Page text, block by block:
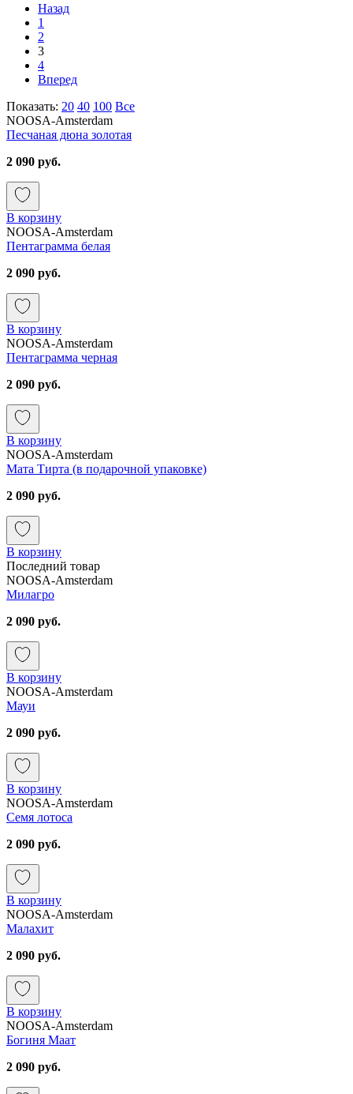
Назад
1
2
3
4
Вперед
Показать: 20 40 100 Все
NOOSA-Amsterdam
Песчаная дюна золотая
2 090 руб.
В корзину
NOOSA-Amsterdam
Пентаграмма белая
2 090 руб.
В корзину
NOOSA-Amsterdam
Пентаграмма черная
2 090 руб.
В корзину
NOOSA-Amsterdam
Мата Тирта (в подарочной упаковке)
2 090 руб.
В корзину
Последний товар
NOOSA-Amsterdam
Милагро
2 090 руб.
В корзину
NOOSA-Amsterdam
Мауи
2 090 руб.
В корзину
NOOSA-Amsterdam
Семя лотоса
2 090 руб.
В корзину
NOOSA-Amsterdam
Малахит
2 090 руб.
В корзину
NOOSA-Amsterdam
Богиня Маат
2 090 руб.